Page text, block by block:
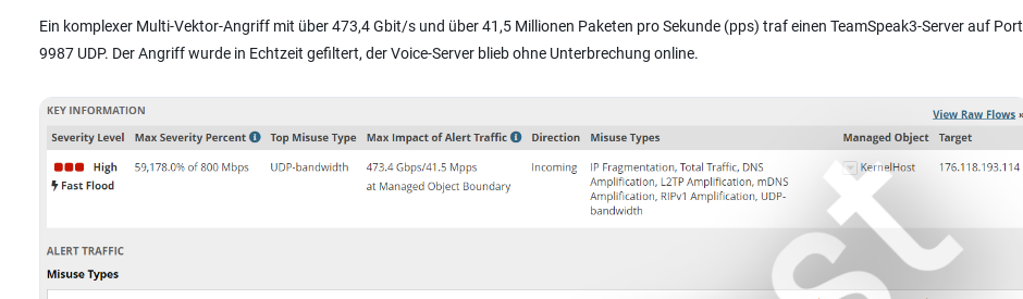
Ein komplexer Multi-Vektor-Angriff mit über 473,4 Gbit/s und über 41,5 Millionen Paketen pro Sekunde (pps) traf einen TeamSpeak3-Server auf Port
9987 UDP. Der Angriff wurde in Echtzeit gefiltert, der Voice-Server blieb ohne Unterbrechung online.